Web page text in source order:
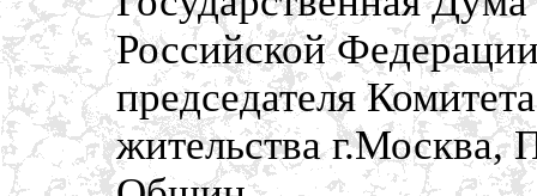
Российской
председателя
жительства г.Москва,